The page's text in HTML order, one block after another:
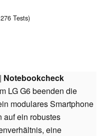
Tests)
| Notebookcheck
LG G6 beenden die
modulares Smartphone
auf ein robustes
eine